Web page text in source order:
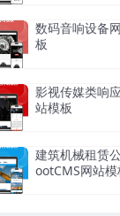
数码音响设备
板
影视传媒类响
站模板
建筑机械租赁
ootCMS网站模